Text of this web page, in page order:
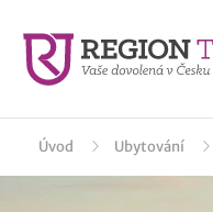
Úvod Ubytování